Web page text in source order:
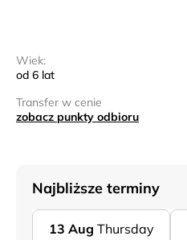
Wiek:
od 6 lat
Transfer w cenie
zobacz punkty odbioru
Najbliższe terminy
13 Aug Thursday